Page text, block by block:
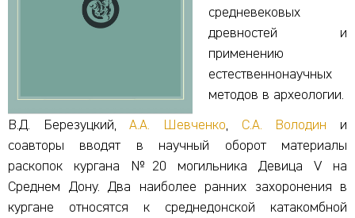
средневековых
древностей и
применению
естественнонаучных
методов в археологии.
В.Д. Березуцкий,А.А. Шевченко, С.А. Володин и
соавторы вводят в научный оборот материалы
раскопок кургана №20 могильника Девица V на
Среднем Дону. Два наиболее ранних захоронения в
кургане относятся к среднедонской катакомбной